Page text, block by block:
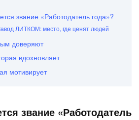
звание «Работодатель года»?
ЛИТКОМ: место, где ценят людей
доверяют
вдохновляет
мотивирует
звание «Работодатель